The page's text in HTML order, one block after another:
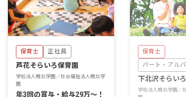
保育士 正社員
芦花そらいろ保育園
学校法人幌北学園／社会福祉法人幌北学
園
年3回の賞与・給与29万～！
保育士
パート・アルバ
下北沢そらいろ
学校法人幌北学園／